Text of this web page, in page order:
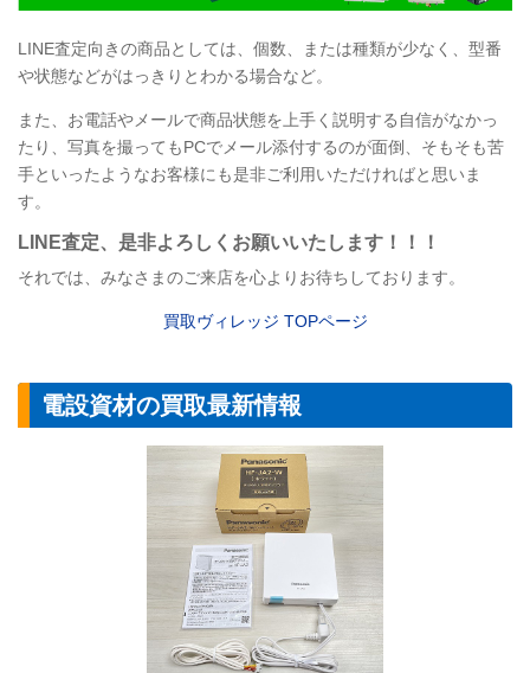
LINE査定向きの商品としては、個数、または種類が少なく、型番
や状態などがはっきりとわかる場合など。
また、お電話やメールで商品状態を上手く説明する自信がなかっ
たり、写真を撮ってもPCでメール添付するのが面倒、そもそも苦
手といったようなお客様にも是非ご利用いただければと思いま
す。
LINE査定、是非よろしくお願いいたします！！！
それでは、みなさまのご来店を心よりお待ちしております。
買取ヴィレッジ TOPページ
電設資材の買取最新情報